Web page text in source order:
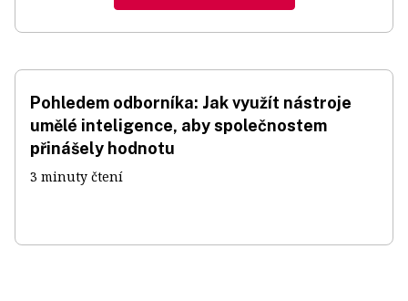
Pohledem odborníka: Jak využít nástroje
umělé inteligence, aby společnostem
přinášely hodnotu
3 minuty čtení